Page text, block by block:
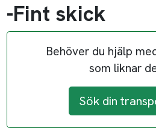
-Fint skick
Behöver du hjälp
som liknar
Sök din